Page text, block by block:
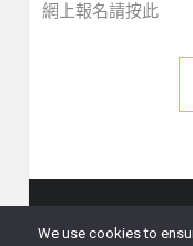
網上報名請按此
We use cookies to